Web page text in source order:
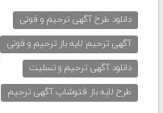
دانلود طرح آگهی ترحیم و فوتی
آگهی ترحیم لایه باز ترحیم و فوتی
دانلود آگهی ترحیم و تسلیت
طرح لایه باز فتوشاپ آگهی ترحیم